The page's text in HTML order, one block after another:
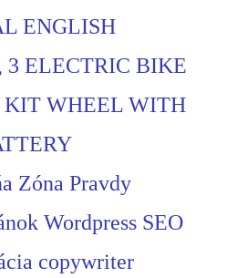
ENGLISH
3 ELECTRIC BIKE
KIT WHEEL WITH
Zóna Pravdy
Wordpress SEO
copywriter